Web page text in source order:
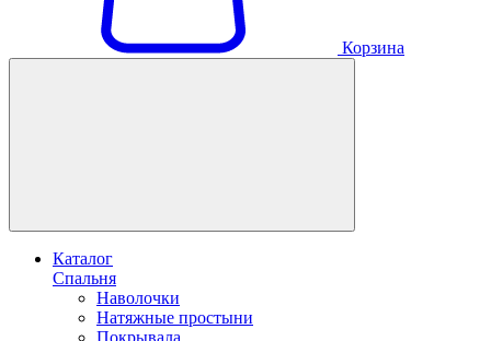
Корзина
Каталог
Спальня
Наволочки
Натяжные простыни
Покрывала